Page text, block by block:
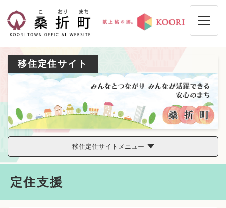
先
移住定住サイト
移住定住サイトメニュー
定住支援